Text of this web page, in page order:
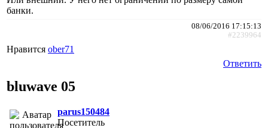
банки.
08/06/2016 17:15:13
#2239964
Нравится ober71
Ответить
bluwave 05
parus150484
Посетитель